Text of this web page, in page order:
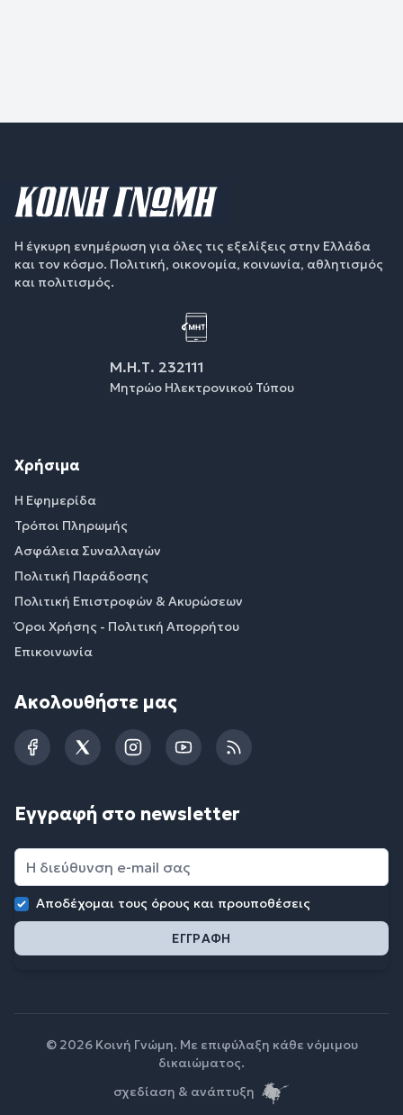
Η έγκυρη ενημέρωση για όλες τις εξελίξεις στην Ελλάδα
και τον κόσμο. Πολιτική, οικονομία, κοινωνία, αθλητισμός
και πολιτισμός.
Μ.Η.Τ. 232111
Μητρώο Ηλεκτρονικού Τύπου
Χρήσιμα
Η Εφημερίδα
Τρόποι Πληρωμής
Ασφάλεια Συναλλαγών
Πολιτική Παράδοσης
Πολιτική Επιστροφών & Ακυρώσεων
Όροι Χρήσης - Πολιτική Απορρήτου
Επικοινωνία
Ακολουθήστε μας
FacebookTwitterInstagramYouTubeRSS
Εγγραφή στο newsletter
Αποδέχομαι τους όρους και προυποθέσεις
© 2026 Κοινή Γνώμη. Με επιφύλαξη κάθε νόμιμου
δικαιώματος.
σχεδίαση & ανάπτυξη